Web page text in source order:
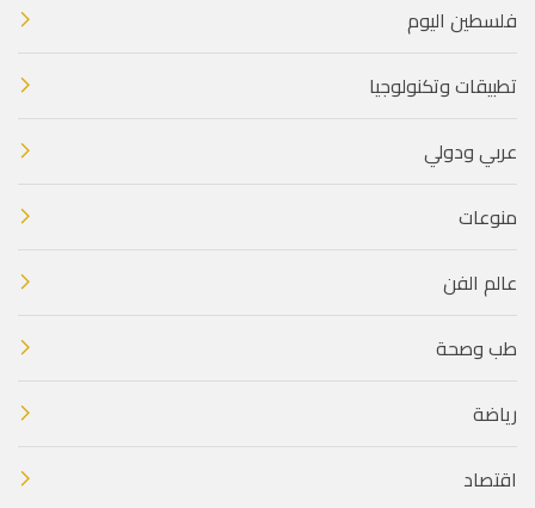
فلسطين اليوم
تطبيقات وتكنولوجيا
عربي ودولي
منوعات
عالم الفن
طب وصحة
رياضة
اقتصاد